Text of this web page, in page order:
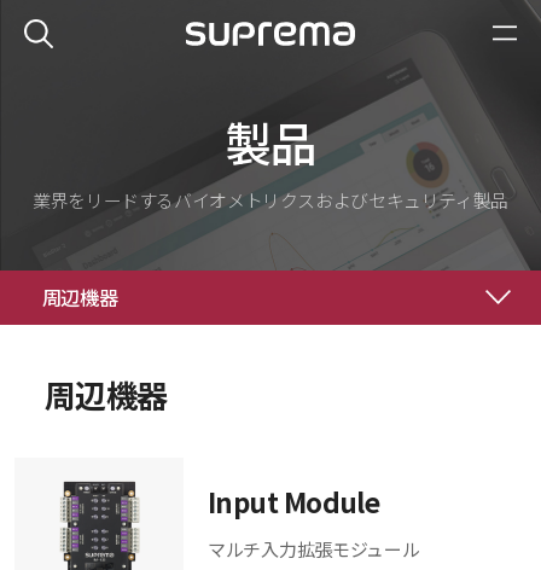
製品
業界をリードするバイオメトリクスおよびセキュリティ製品
周辺機器
周辺機器
Input Module
マルチ入力拡張モジュール